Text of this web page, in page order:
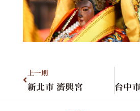
上一則
新北市 濟興宮